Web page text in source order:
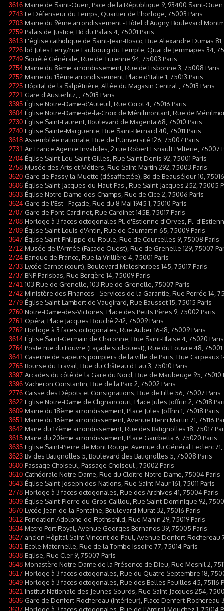
3616 Mairie de Saint-Ouen, Pace de la République 9, 93400 Saint-Ouen
2743 Le Défenseur du Temps, Quartier de l'horloge, 75003 Paris
2703 Mairie du 9ème arrondissement - Hôtel d'Augny, Boulevard
2759 Palais de Justice, Bd du Palais 4, 75001 Paris
3613 L'église catholique de Saint-Jean-Bosco, Rue Alexandre Dumas
2726 bd Jules Ferry/rue Faubourg du Temple, Quai de Jemmapes 34,
2749 Société Générale, Rue de Turenne 94, 75003 Paris
2754 Mairie du 8ème arrondissement, Rue de Lisbonne 3, 75008 Paris
2752 Mairie du 13ème arrondissement, Place d'Italie 1, 75013 Paris
2725 Hôpital de la Salpêtrière, Allée du Magasin Central , 75013 Paris
2721 Gare d'Austerlitz, , 75013 Paris
3395 Église Notre-Dame-d'Auteuil, Rue Corot 4, 75016 Paris
3604 Église Notre-Dame-de-la-Croix de Ménilmontant, Rue de
2730 Église Saint-Laurent, Boulevard de Magenta 68, 75010 Paris
2740 Eglise Sainte-Marguerite, Rue Saint-Bernard 40, 75011 Paris
3618 Assemblée nationale, Rue de l'Université 126, 75007 Paris
2731 Air France Agence Invalides, 2 rue Robert Esnault Pelterie, 75007
2704 Église Saint-Leu-Saint-Gilles, Rue Saint-Denis 92, 75001 Paris
2758 Musée des Arts et Métiers, Rue Saint-Martin 292, 75003 Paris
3620 Gare de Passy-la-Muette (désaffectée), Bd de Beauséjour 10,
3606 Église Saint-Jacques-du-Haut-Pas , Rue Saint-Jacques 252, 75005
3633 Église Notre-Dame-des-Champs, Rue de Cice 2, 75006 Paris
3624 Gare de l'Est - Façade, Rue du 8 Mai 1945 1, 75010 Paris
2707 Gare de Pont-Cardinet, Rue Cardinet 145B, 75017 Paris
2708 Horloge à 3 faces octogonales Pl. d'Estienne d'Orves, Pl.
2709 Église Saint-Louis-d'Antin, Rue de Caumartin 65, 75009 Paris
3647 Église Saint-Philippe-du-Roule, Rue de Courcelles 9, 75008 Paris
2712 Musée de l'Armée (Façade Ouest), Rue de Grenelle 129, 75007
2724 Banque de France, Rue la Vrillière 4, 75001 Paris
2733 Lycée Carnot (court), Boulevard Malesherbes 145, 75017 Paris
2737 BNP Parisbas, Rue Bergère 14, 75009 Paris
2741 103 Rue de Grenelle, 103 Rue de Grenelle, 75007 Paris
2742 Ministère des Finances - Services de la Garantie, Rue Perrée 14,
2779 Église Saint-Lambert de Vaugirard, Rue Bausset 15, 75015 Paris
2760 Notre-Dame-des-Victoires, Place des Petits Pères 9, 75002 Paris
2761 Opéra, Place Jacques Rouché 2-12, 75009 Paris
2762 Horloge à 3 faces octogonales, Rue Auber 16-18, 75009 Paris
3614 Église Saint-Germain de Charonne, Rue Saint-Blaise 4, 75020 Paris
2764 Poste rue du Louvre (Façade sud-ouest), Rue du Louvre 48, 75001
3641 Caserne de sapeurs pompiers de la ville de Paris, Rue Carpeaux
2765 Bourse du Travail, Rue du Château d Eau 3, 75010 Paris
3397 Arcades du côté de la Gare du Nord, Rue de Maubeuge 95, 75010
3396 Vacheron Constantin, Rue de la Paix 2, 75002 Paris
2776 Caisse des Dépots et Consignations, Rue de Lille 56, 75007 Paris
3622 Eglise Notre-Dame de Clignancourt, Place Jules Joffrin 2, 75018
3609 Mairie du 18ème arrondissement, Place Jules Joffrin 1, 75018 Paris
3651 Mairie du 16ème arrondissement, Avenue Henri Martin 71, 75116
3642 Maire du 17ème arrondissement, Rue des Batignolles 18, 75017
3615 Maire du 20ème arrondissement, Place Gambetta 6, 75020 Paris
3635 Eglise Saint-Pierre de Mont Rouge, Avenue du Général Leclerc 71,
3623 Bv des Batignolles 5, Boulevard des Batignolles 5, 75008 Paris
3600 Passage Choiseul, Passage Choiseul , 75002 Paris
3610 Cathédrale Notre-Dame, Rue du Cloître-Notre-Dame, 75004 Paris
3643 Église Saint-Joseph-des-Nations, Rue Saint-Maur 161, 75011 Paris
2778 Horloge à 3 faces octogonales, Rue des Archives 41, 75004 Paris
3639 Église Saint-Pierre-du-Gros-Caillou, Rue Saint-Dominique 92,
3670 Lycée Jean-de-la-Fontaine, Boulevard Murat 32, 75016 Paris
3612 Fondation Adolphe-de-Rothschild, Rue Manin 29, 75019 Paris
3634 Metro Port Royal, Avenue Georges Bernanos 39, 75005 Paris
3627 ancien Hôpital Saint-Vincent-de-Paul, Avenue Denfert-Rochereau
3631 Ecole Maternelle, Rue de la Tombe Issoire 77, 75014 Paris
3638 Eglise, Rue Cler 9, 75007 Paris
3648 Monastère Notre-Dame de la Présence de Dieu, Rue Mesnil 2,
3617 Horloge à 3 faces octogonales, Rue du Quatre Septembre 18,
3649 Horloge à 3 faces octogonales, Rue des Belles Feuilles 45, 75116
3621 Institut Nationale des Jeunes Sourds, Rue Saint-Jacques 254,
3636 Gare de Denfert-Rochereau (intérieur), Place Denfert-Rochereau